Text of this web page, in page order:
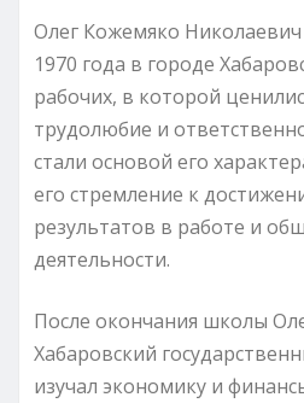
Олег Кожемяко Николаевич
1970 года в городе
рабочих, в которой
трудолюбие и
стали основой его
его стремление к
результатов в работе и
деятельности.
После окончания школы
Хабаровский
изучал экономику и